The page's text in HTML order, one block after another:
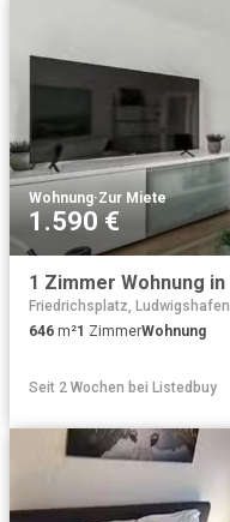
Wohnung·Zur Miete
1.590 €
Friedrichsplatz, Ludwigshafen
646 m²1 ZimmerWohnung
Seit 2 Wochen bei Listedbuy